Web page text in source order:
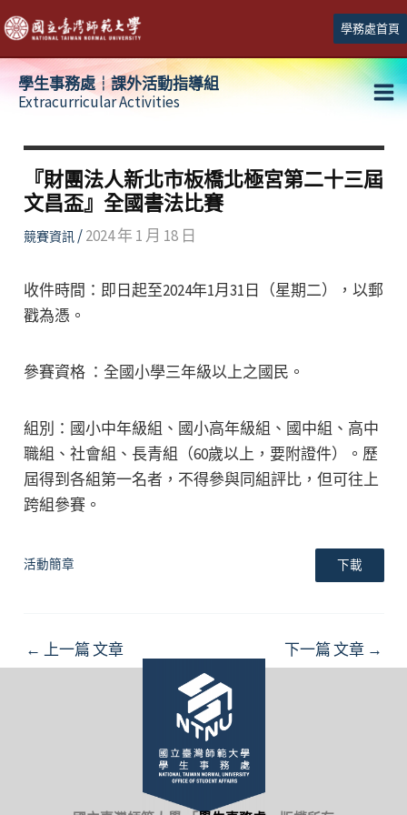
跳
至
主
學務處首頁
學生事務處┆課外活動指導組
Extracurricular Activities
『財團法人新北市板橋北極宮第二十三屆
文昌盃』全國書法比賽
競賽資訊/2024 年 1 月 18 日
收件時間：即日起至2024年1月31日（星期二），以郵
戳為憑。
參賽資格 ：全國小學三年級以上之國民。
組別：國小中年級組、國小高年級組、國中組、高中
職組、社會組、長青組（60歲以上，要附證件）。歷
屆得到各組第一名者，不得參與同組評比，但可往上
跨組參賽。
活動簡章 下載
Post
navigation
← 上一篇 文章 下一篇 文章 →